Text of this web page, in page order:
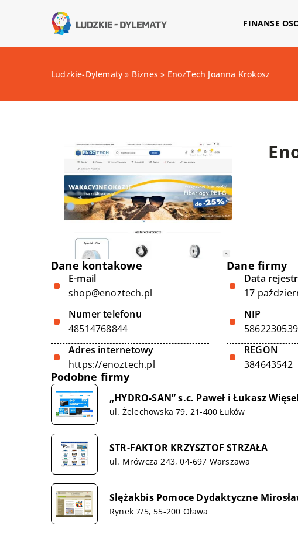
FINANSE
Ludzkie-Dylematy » Biznes » EnozTech Joanna Krokosz
Dane kontakowe
E-mail
shop@enoztech.pl
Numer telefonu
48514768844
Adres internetowy
https://enoztech.pl
Dane firmy
Data
17
NIP
5862230539
REGON
384643542
Podobne firmy
„HYDRO-SAN” s.c. Paweł i Łukasz
ul. Żelechowska 79, 21-400 Łuków
STR-FAKTOR KRZYSZTOF STRZAŁA
ul. Mrówcza 243, 04-697 Warszawa
Slężakbis Pomoce Dydaktyczne
Rynek 7/5, 55-200 Oława